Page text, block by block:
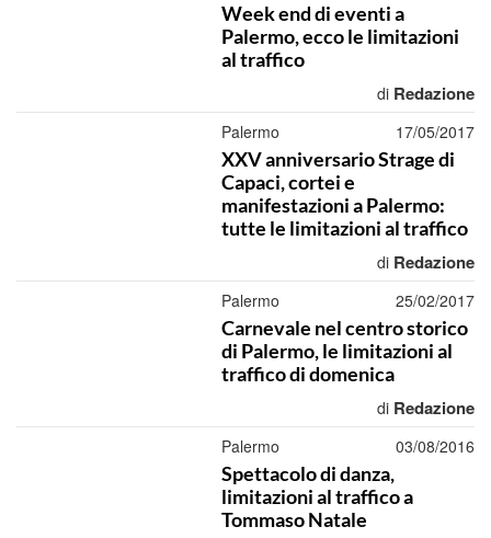
Week end di eventi a
Palermo, ecco le limitazioni
al traffico
di Redazione
Palermo 17/05/2017
XXV anniversario Strage di
Capaci, cortei e
manifestazioni a Palermo:
tutte le limitazioni al traffico
di Redazione
Palermo 25/02/2017
Carnevale nel centro storico
di Palermo, le limitazioni al
traffico di domenica
di Redazione
Palermo 03/08/2016
Spettacolo di danza,
limitazioni al traffico a
Tommaso Natale